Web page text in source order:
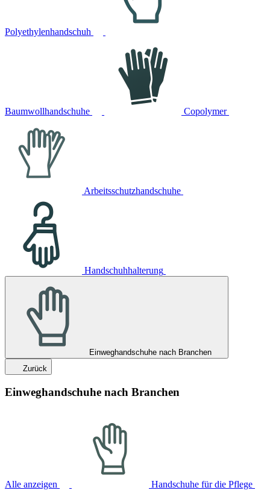
Polyethylenhandschuh
Baumwollhandschuhe Copolymer
Arbeitsschutzhandschuhe
Handschuhhalterung
Einweghandschuhe nach Branchen
Zurück
Einweghandschuhe nach Branchen
Alle anzeigen Handschuhe für die Pflege